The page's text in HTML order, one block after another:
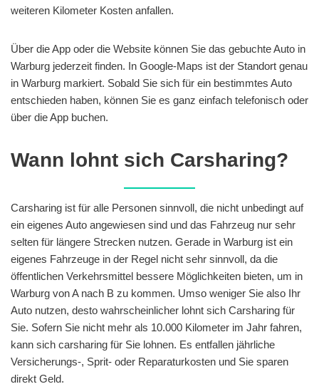
weiteren Kilometer Kosten anfallen.
Über die App oder die Website können Sie das gebuchte Auto in
Warburg jederzeit finden. In Google-Maps ist der Standort genau
in Warburg markiert. Sobald Sie sich für ein bestimmtes Auto
entschieden haben, können Sie es ganz einfach telefonisch oder
über die App buchen.
Wann lohnt sich Carsharing?
Carsharing ist für alle Personen sinnvoll, die nicht unbedingt auf
ein eigenes Auto angewiesen sind und das Fahrzeug nur sehr
selten für längere Strecken nutzen. Gerade in Warburg ist ein
eigenes Fahrzeuge in der Regel nicht sehr sinnvoll, da die
öffentlichen Verkehrsmittel bessere Möglichkeiten bieten, um in
Warburg von A nach B zu kommen. Umso weniger Sie also Ihr
Auto nutzen, desto wahrscheinlicher lohnt sich Carsharing für
Sie. Sofern Sie nicht mehr als 10.000 Kilometer im Jahr fahren,
kann sich carsharing für Sie lohnen. Es entfallen jährliche
Versicherungs-, Sprit- oder Reparaturkosten und Sie sparen
direkt Geld.